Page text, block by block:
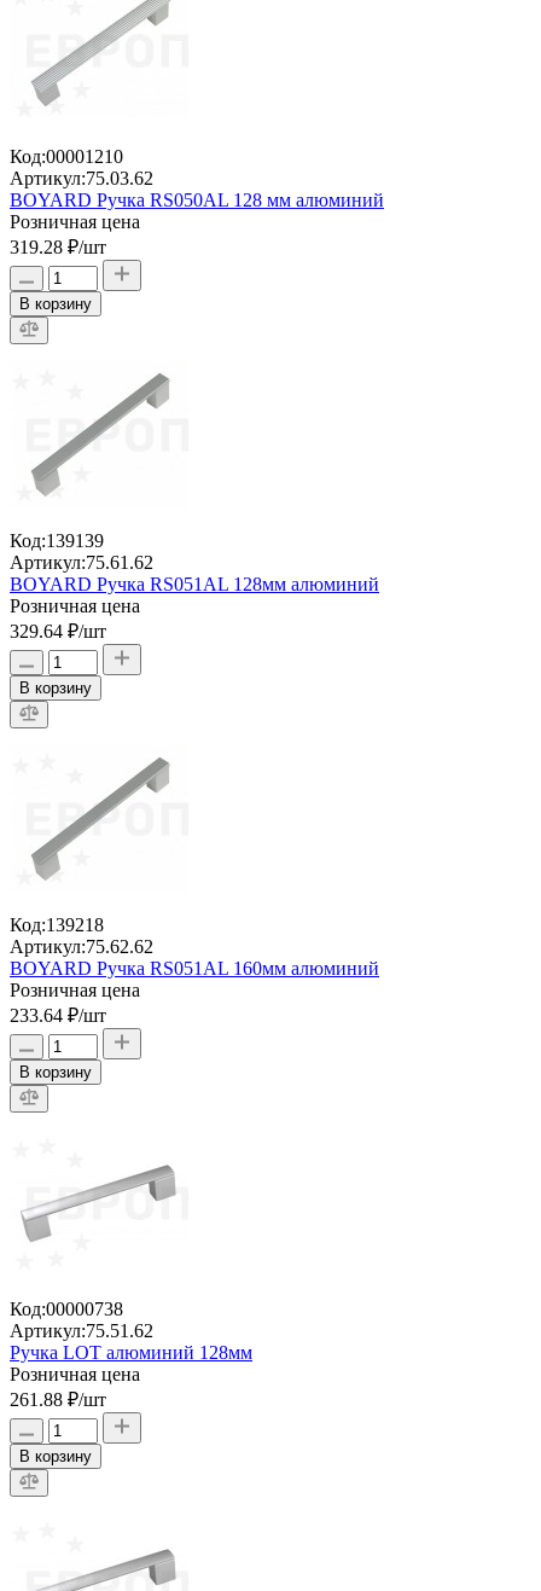
Код:00001210
Артикул:75.03.62
BOYARD Ручка RS050AL 128 мм алюминий
Розничная цена
319.28 ₽/шт
В корзину
Код:139139
Артикул:75.61.62
BOYARD Ручка RS051AL 128мм алюминий
Розничная цена
329.64 ₽/шт
В корзину
Код:139218
Артикул:75.62.62
BOYARD Ручка RS051AL 160мм алюминий
Розничная цена
233.64 ₽/шт
В корзину
Код:00000738
Артикул:75.51.62
Ручка LOT алюминий 128мм
Розничная цена
261.88 ₽/шт
В корзину